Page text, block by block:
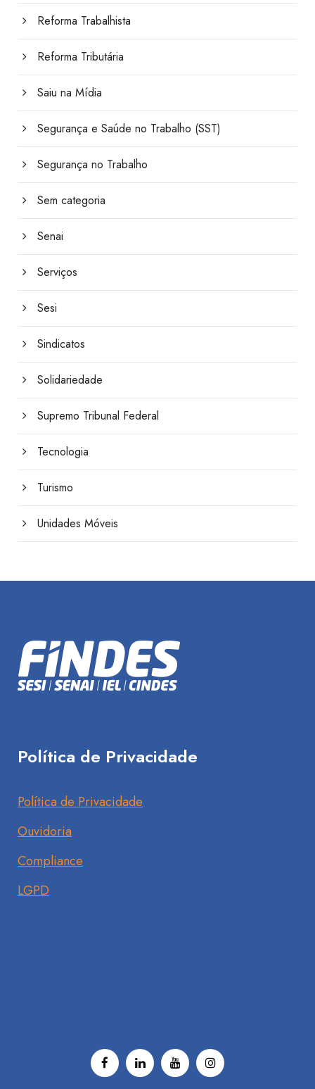
Reforma Trabalhista
Reforma Tributária
Saiu na Mídia
Segurança e Saúde no Trabalho (SST)
Segurança no Trabalho
Sem categoria
Senai
Serviços
Sesi
Sindicatos
Solidariedade
Supremo Tribunal Federal
Tecnologia
Turismo
Unidades Móveis
Política de Privacidade
Política de Privacidade
Ouvidoria
Compliance
LGPD